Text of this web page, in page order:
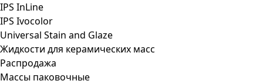
IPS InLine
IPS Ivocolor
Universal Stain and Glaze
Жидкости для керамических масс
Распродажа
Массы паковочные